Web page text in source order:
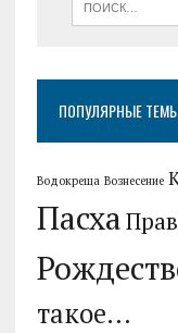
ПОПУЛЯРНЫЕ
Водокреща Вознесение
Пасха
такое...